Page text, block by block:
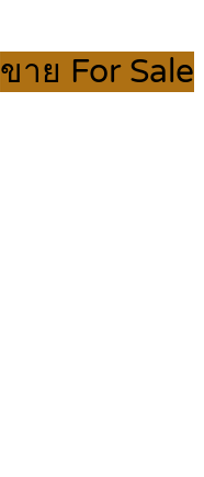
ขาย For Sale